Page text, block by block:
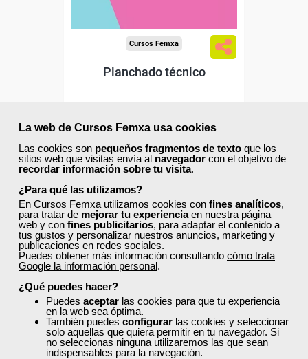
La web de Cursos Femxa usa cookies
Las cookies son pequeños fragmentos de texto que los
sitios web que visitas envía al navegador con el objetivo de
recordar información sobre tu visita.
¿Para qué las utilizamos?
En Cursos Femxa utilizamos cookies con fines analíticos,
para tratar de mejorar tu experienciaen nuestra página
web y con fines publicitarios, para adaptar el contenido a
tus gustos y personalizar nuestros anuncios, marketing y
publicaciones en redes sociales.
Puedes obtener más información consultando cómo trata
Google la información personal.
¿Qué puedes hacer?
Puedes aceptar las cookies para que tu experiencia
en la web sea óptima.
También puedes configurar las cookies y seleccionar
solo aquellas que quiera permitir en tu navegador. Si
no seleccionas ninguna utilizaremos las que sean
indispensables para la navegación.
Cursos Femxa
Planchado técnico
Curso Gratuito
21 horas
Online (toda España)
Matrícula cerrada
0 35
ONLINE